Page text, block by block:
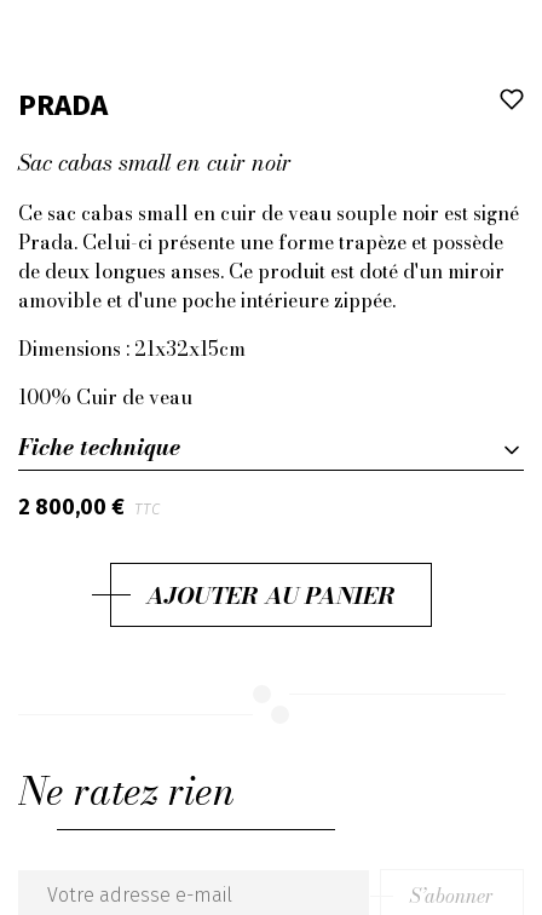
PRADA
Sac cabas small en cuir noir
Ce sac cabas small en cuir de veau souple noir est signé
Prada. Celui-ci présente une forme trapèze et possède
de deux longues anses. Ce produit est doté d'un miroir
amovible et d'une poche intérieure zippée.
Dimensions : 21x32x15cm
100% Cuir de veau
Fiche technique
2 800,00 € TTC
AJOUTER AU PANIER
Ne ratez rien
Email
S’abonner